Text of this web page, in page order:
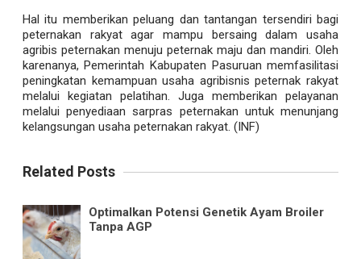
Hal itu memberikan peluang dan tantangan tersendiri bagi
peternakan rakyat agar mampu bersaing dalam usaha
agribis peternakan menuju peternak maju dan mandiri. Oleh
karenanya, Pemerintah Kabupaten Pasuruan memfasilitasi
peningkatan kemampuan usaha agribisnis peternak rakyat
melalui kegiatan pelatihan. Juga memberikan pelayanan
melalui penyediaan sarpras peternakan untuk menunjang
kelangsungan usaha peternakan rakyat. (INF)
Related Posts
Optimalkan Potensi Genetik Ayam Broiler
Tanpa AGP